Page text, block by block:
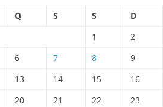
Q S S
D
1
2
6 7 8
9
13 14 15
16
20 21 22
23